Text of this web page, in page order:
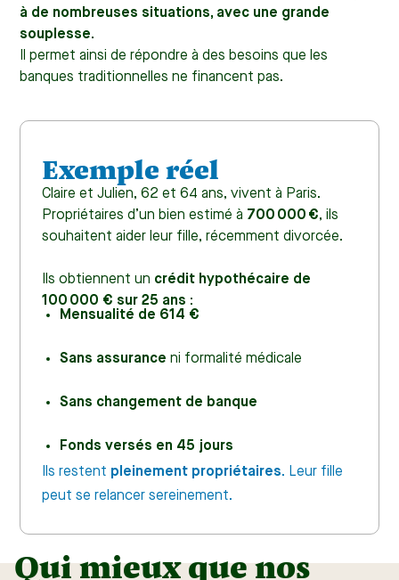
à de nombreuses situations, avec une grande
souplesse.
Il permet ainsi de répondre à des besoins que les
banques traditionnelles ne financent pas.
Exemple réel
Claire et Julien, 62 et 64 ans, vivent à Paris.
Propriétaires d’un bien estimé à 700 000 €, ils
souhaitent aider leur fille, récemment divorcée.
Ils obtiennent un crédit hypothécaire de
100 000 € sur 25 ans :
Mensualité de 614 €
Sans assuranceni formalité médicale
Sans changement de banque
Fonds versés en 45 jours
Ils restent pleinement propriétaires. Leur fille
peut se relancer sereinement.
Qui mieux que nos